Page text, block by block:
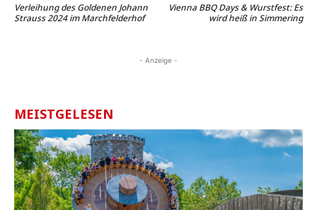
Verleihung des Goldenen Johann
Strauss 2024 im Marchfelderhof
Vienna BBQ Days & Wurstfest: Es
wird heiß in Simmering
- Anzeige -
MEISTGELESEN